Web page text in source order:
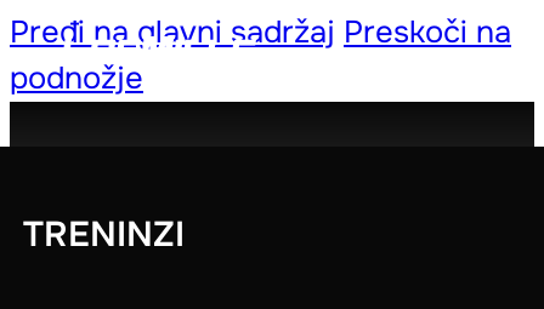
Pređi na glavni sadržaj Preskoči na
podnožje
TRENINZI